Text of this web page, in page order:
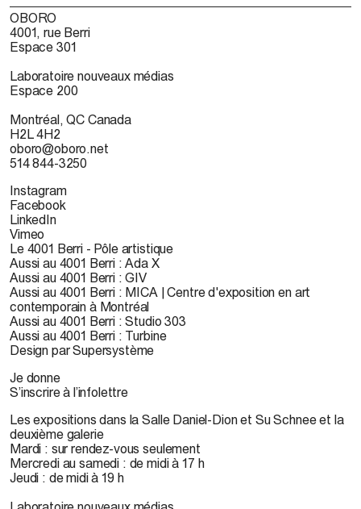
OBORO
4001, rue Berri
Espace 301
Laboratoire nouveaux médias
Espace 200
Montréal, QC Canada
H2L 4H2
oboro@oboro.net
514 844-3250
Instagram
Facebook
LinkedIn
Vimeo
Le 4001 Berri - Pôle artistique
Aussi au 4001 Berri : Ada X
Aussi au 4001 Berri : GIV
Aussi au 4001 Berri : MICA | Centre d'exposition en art
contemporain à Montréal
Aussi au 4001 Berri : Studio 303
Aussi au 4001 Berri : Turbine
Design par Supersystème
Je donne
S’inscrire à l’infolettre
Les expositions dans la Salle Daniel-Dion et Su Schnee et la
deuxième galerie
Mardi : sur rendez-vous seulement
Mercredi au samedi : de midi à 17 h
Jeudi : de midi à 19 h